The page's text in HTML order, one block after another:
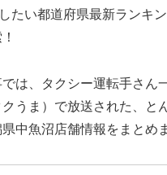
たい都道府県最新ランキ
は、タクシー運転手さん
うま）で放送された、と
中魚沼店舗情報をまとめ